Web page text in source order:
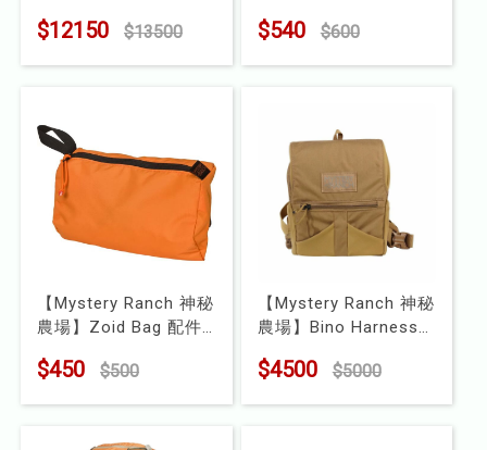
型號 : MR 61196
$12150 $13500
型號 : MR61123
$540 $600
【Mystery Ranch 神秘
農場】Zoid Bag 配件
型號 : MR61122
$450 $500
【Mystery Ranch 神秘
農場】Bino Harness
型號 : MR 61355
$4500 $5000